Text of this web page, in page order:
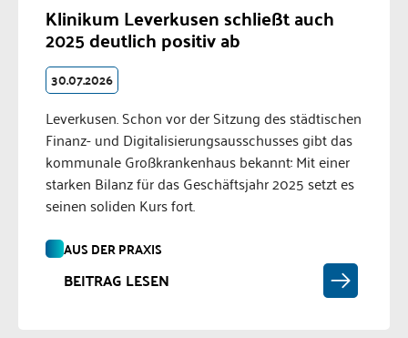
Klinikum Leverkusen schließt auch
2025 deutlich positiv ab
30.07.2026
Leverkusen. Schon vor der Sitzung des städtischen
Finanz- und Digitalisierungsausschusses gibt das
kommunale Großkrankenhaus bekannt: Mit einer
starken Bilanz für das Geschäftsjahr 2025 setzt es
seinen soliden Kurs fort.
AUS DER PRAXIS
BEITRAG LESEN